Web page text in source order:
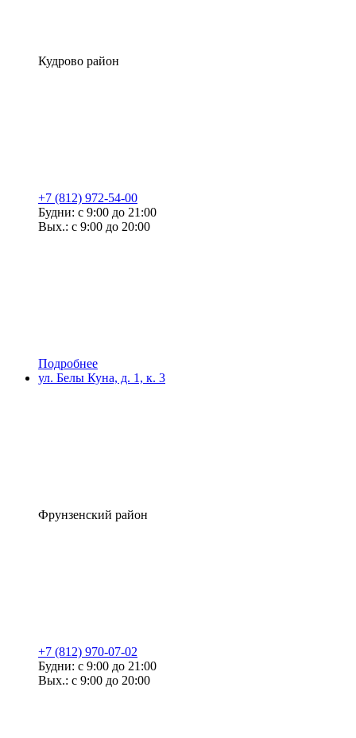
Кудрово район
+7 (812) 972-54-00
Будни: с 9:00 до 21:00
Вых.: с 9:00 до 20:00
Подробнее
ул. Белы Куна, д. 1, к. 3
Фрунзенский район
+7 (812) 970-07-02
Будни: с 9:00 до 21:00
Вых.: с 9:00 до 20:00